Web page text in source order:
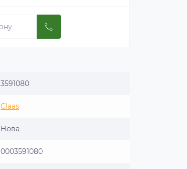
3591080
Claas
Нова
0003591080